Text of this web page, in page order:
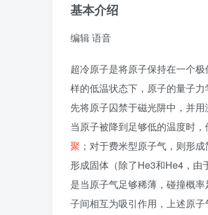
基本介绍
编辑语音
超冷原子是将原子保持在一个
样的低温状态下，原子的量子
先将原子囚禁于磁光阱中，并
当原子被降到足够低的温度时
聚 ；对于费米型原子气，则形
形成固体（除了He3和He4，由
是当原子气足够稀薄，碰撞概
子间相互为吸引作用，上述原